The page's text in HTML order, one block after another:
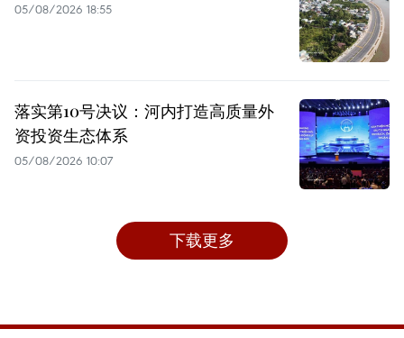
05/08/2026 18:55
落实第10号决议：河内打造高质量外
资投资生态体系
05/08/2026 10:07
下载更多